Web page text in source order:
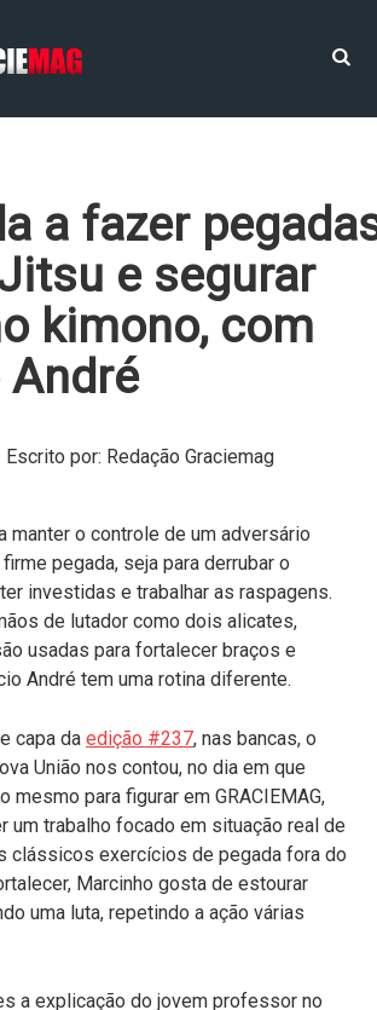
a fazer
e segurar
kimono, com
por: Redação Graciemag
manter o controle de um adversário
pegada, seja para derrubar o
investidas e trabalhar as raspagens.
de lutador como dois alicates,
usadas para fortalecer braços e
André tem uma rotina diferente.
capa da edição #237, nas bancas, o
União nos contou, no dia em que
mesmo para figurar em GRACIEMAG,
um trabalho focado em situação real de
clássicos exercícios de pegada fora do
Marcinho gosta de estourar
uma luta, repetindo a ação várias
a explicação do jovem professor no